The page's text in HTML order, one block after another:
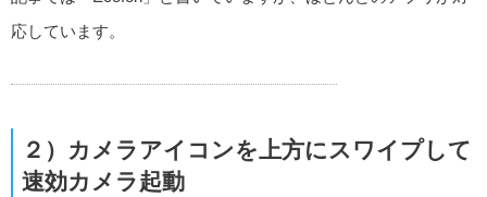
応しています。
２）カメラアイコンを上方にスワイプして
速効カメラ起動